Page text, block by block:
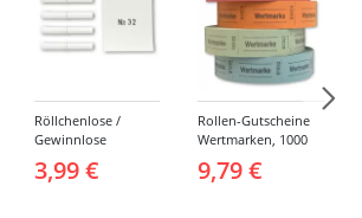
Röllchenlose /
Gewinnlose
Tombola, Treffer,
weiß - Verschiedene
3,99 €
Rollen-Gutscheine
Wertmarken, 1000
Abrisse -
Verschiedene
9,79 €